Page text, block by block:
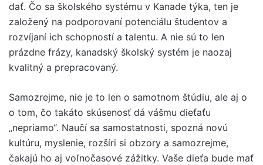
dať. Čo sa školského systému v Kanade týka, ten je
založený na podporovaní potenciálu študentov a
rozvíjaní ich schopností a talentu. A nie sú to len
prázdne frázy, kanadský školský systém je naozaj
kvalitný a prepracovaný.
Samozrejme, nie je to len o samotnom štúdiu, ale aj o
o tom, čo takáto skúsenosť dá vášmu dieťaťu
„nepriamo“. Naučí sa samostatnosti, spozná novú
kultúru, myslenie, rozšíri si obzory a samozrejme,
čakajú ho aj voľnočasové zážitky. Vaše dieťa bude mať